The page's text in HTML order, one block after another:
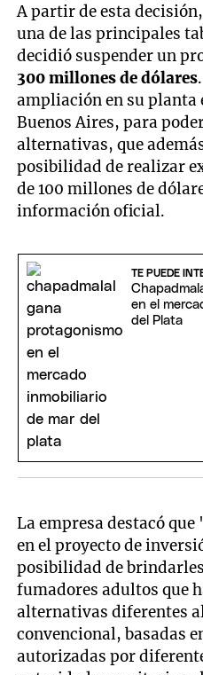
A partir de esta
una de las principales
decidió suspender un
300 millones de dólares
ampliación en su
Buenos Aires, para
alternativas, que
posibilidad de realizar
de 100 millones de
información oficial.
TE PUEDE
en el
del Plata
La empresa destacó
en el proyecto de
posibilidad de
fumadores adultos que
alternativas diferentes
convencional, basadas
autorizadas por